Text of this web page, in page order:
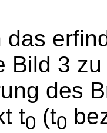
das
Bild 3
des
t0 (t0